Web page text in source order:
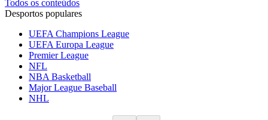
Todos os conteúdos
Desportos populares
UEFA Champions League
UEFA Europa League
Premier League
NFL
NBA Basketball
Major League Baseball
NHL